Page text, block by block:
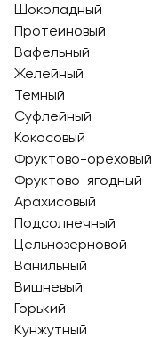
Шоколадный
Протеиновый
Вафельный
Желейный
Темный
Суфлейный
Кокосовый
Фруктово-ореховый
Фруктово-ягодный
Арахисовый
Подсолнечный
Цельнозерновой
Ванильный
Вишневый
Горький
Кунжутный